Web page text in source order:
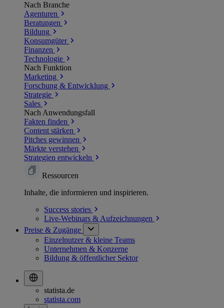
Nach Branche
Agenturen
Beratungen
Bildung
Konsumgüter
Finanzen
Technologie
Nach Funktion
Marketing
Forschung & Entwicklung
Strategie
Sales
Nach Anwendungsfall
Fakten finden
Content stärken
Pitches gewinnen
Märkte verstehen
Strategien entwickeln
Ressourcen
Inhalte, die informieren und inspirieren.
Success stories
Live-Webinars & Aufzeichnungen
Preise & Zugänge
Einzelnutzer & kleine Teams
Unternehmen & Konzerne
Bildung & öffentlicher Sektor
statista.de
statista.com